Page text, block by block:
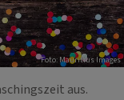
Foto: Mauritius Images
aus.